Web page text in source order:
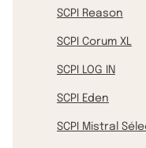
SCPI Reason
SCPI Corum XL
SCPI LOG IN
SCPI Eden
SCPI Mistral